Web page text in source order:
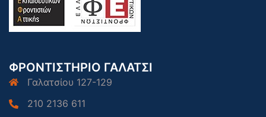
ΦΡΟΝΤΙΣΤΗΡΙΟ ΓΑΛΑΤΣΙ
Γαλατσίου 127-129
210 2136 611